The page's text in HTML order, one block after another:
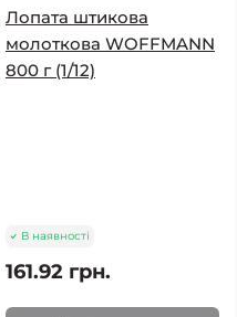
Лопата штикова
молоткова WOFFMANN
800 г (1/12)
В наявності
161.92 грн.